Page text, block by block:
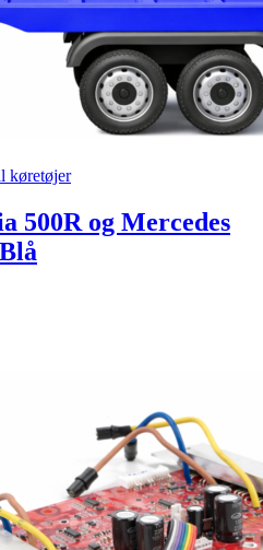
køretøjer
500R og Mercedes